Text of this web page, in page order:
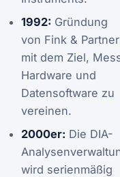
1992: Gründung
von Fink & Partner
mit dem Ziel,
Hardware und
Datensoftware zu
vereinen.
2000er: Die DIA-
wird serienmäßig